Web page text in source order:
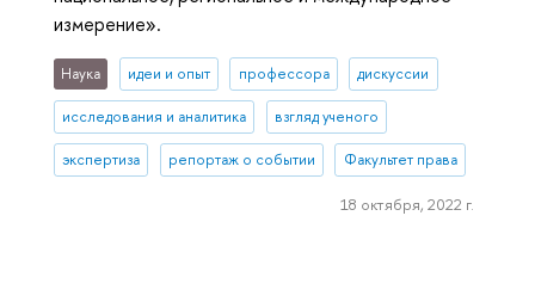
измерение».
Наука идеи и опыт профессора дискуссии
исследования и аналитика взгляд ученого
экспертиза репортаж о событии Факультет права
18 октября, 2022 г.